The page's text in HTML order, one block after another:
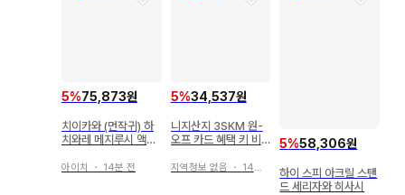
5%75,873원
치이카와 (먼작귀) 하
치와레 메지루시 액세
아이치 ・ 14분 전
5%34,537원
니지산지 3SKM 원-
오프 카드 혜택 키 비
지역정보 없음 ・ 14분 전
5%58,306원
하이 스피 아크릴 스탠
드 세리자와 히사시